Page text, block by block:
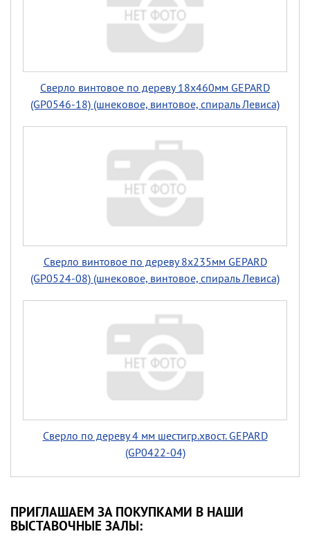
Сверло винтовое по дереву 18х460мм GEPARD
(GP0546-18) (шнековое, винтовое, спираль Левиса)
Сверло винтовое по дереву 8х235мм GEPARD
(GP0524-08) (шнековое, винтовое, спираль Левиса)
Сверло по дереву 4 мм шестигр.хвост. GEPARD
(GP0422-04)
ПРИГЛАШАЕМ ЗА ПОКУПКАМИ В НАШИ
ВЫСТАВОЧНЫЕ ЗАЛЫ: